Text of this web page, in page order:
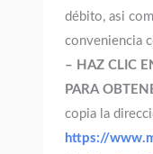
débito, asi
conveniencia
– HAZ CLIC
PARA
copia la
https://